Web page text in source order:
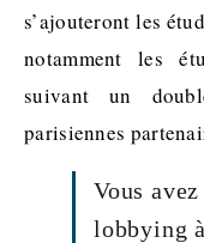
s’ajouteront les
notamment les
suivant un
parisiennes
Vous
lobbying